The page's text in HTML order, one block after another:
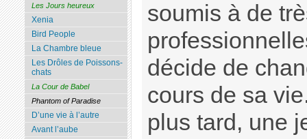
soumis à de
décide de
cours de sa
plus tard, une
Les Jours heureux
Xenia
Bird People
La Chambre bleue
Les Drôles de Poissons-
chats
La Cour de Babel
Phantom of Paradise
D’une vie à l’autre
Avant l’aube